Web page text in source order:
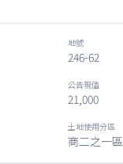
地號
246-62
公告現值
21,000
土地使用分區
商二之一區